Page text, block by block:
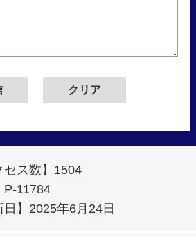
セス数】 1504
P-11784
日】 2025年6月24日